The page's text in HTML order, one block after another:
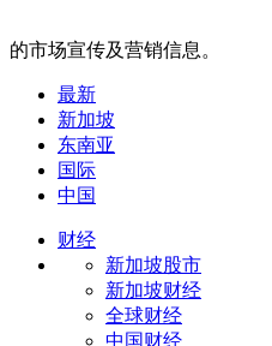
的市场宣传及营销信息。
最新
新加坡
东南亚
国际
中国
财经
新加坡股市
新加坡财经
全球财经
中国财经